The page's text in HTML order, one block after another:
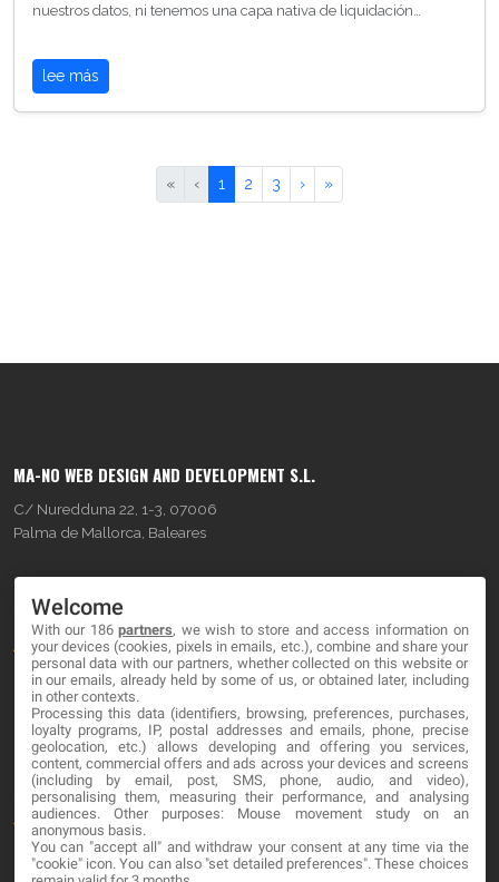
nuestros datos, ni tenemos una capa nativa de liquidación…
lee más
« ‹ 1 2 3 › »
MA-NO WEB DESIGN AND DEVELOPMENT S.L.
C/ Nuredduna 22, 1-3, 07006
Palma de Mallorca, Baleares
About
Blog
Contact
LEGAL
Terminos y Condiciones
Política de Privacidad
Welcome
With our 186partners, we wish to store and access information on
your devices (cookies, pixels in emails, etc.), combine and share your
personal data with our partners, whether collected on this website or
in our emails, already held by some of us, or obtained later, including
in other contexts.
Processing this data (identifiers, browsing, preferences, purchases,
loyalty programs, IP, postal addresses and emails, phone, precise
geolocation, etc.) allows developing and offering you services,
content, commercial offers and ads across your devices and screens
(including by email, post, SMS, phone, audio, and video),
personalising them, measuring their performance, and analysing
audiences. Other purposes: Mouse movement study on an
anonymous basis.
You can "accept all" and withdraw your consent at any time via the
"cookie" icon. You can also "set detailed preferences". These choices